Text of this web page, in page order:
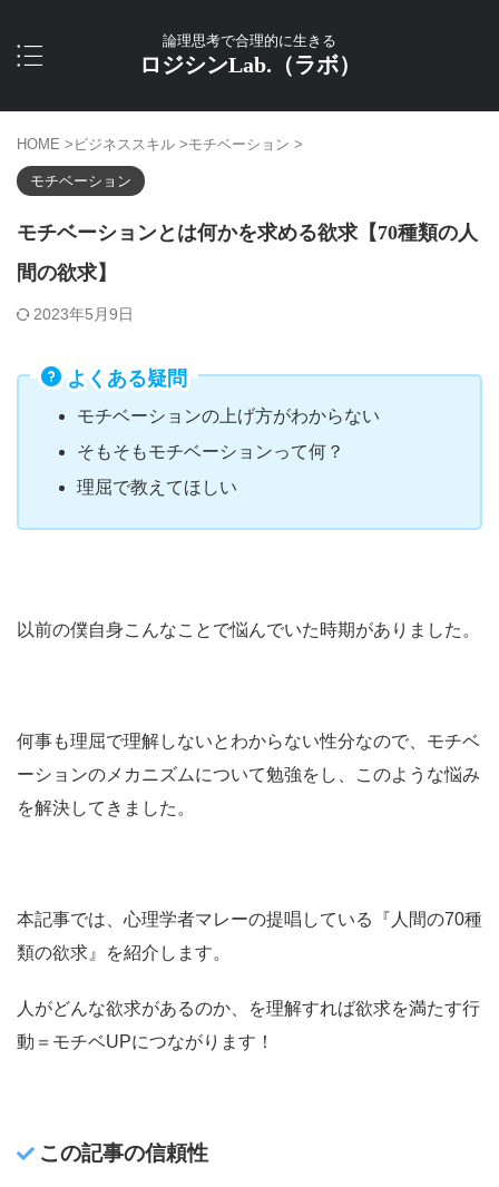
論理思考で合理的に生きる
ロジシンLab.（ラボ）
HOME > ビジネススキル >モチベーション >
モチベーション
モチベーションとは何かを求める欲求【70種類の人
間の欲求】
2023年5月9日
よくある疑問
モチベーションの上げ方がわからない
そもそもモチベーションって何？
理屈で教えてほしい
以前の僕自身こんなことで悩んでいた時期がありました。
何事も理屈で理解しないとわからない性分なので、モチベ
ーションのメカニズムについて勉強をし、このような悩み
を解決してきました。
本記事では、心理学者マレーの提唱している『人間の70種
類の欲求』を紹介します。
人がどんな欲求があるのか、を理解すれば欲求を満たす行
動＝モチベUPにつながります！
この記事の信頼性